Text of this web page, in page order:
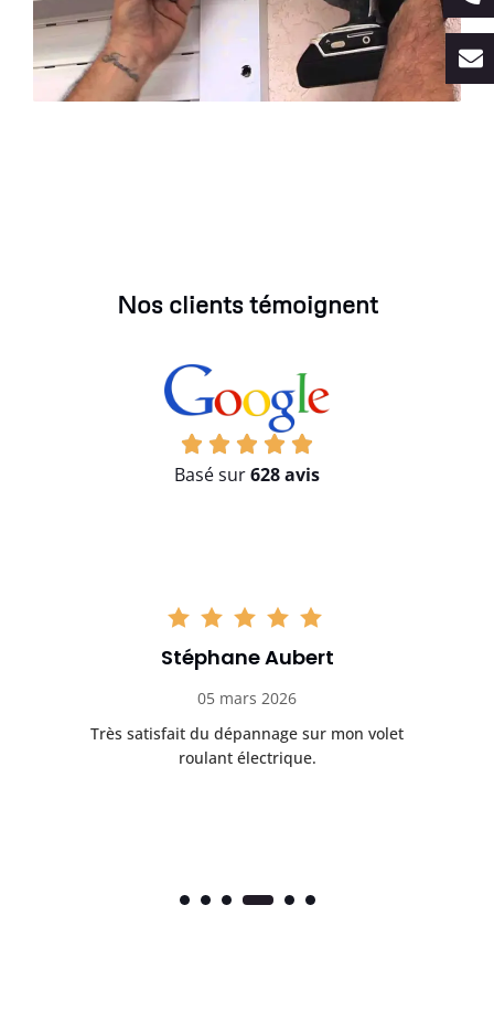
Nos clients témoignent
Basé sur628 avis
Stéphane Aubert
05 mars 2026
Très satisfait du dépannage sur mon volet
roulant électrique.